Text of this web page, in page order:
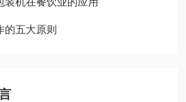
的五大原则